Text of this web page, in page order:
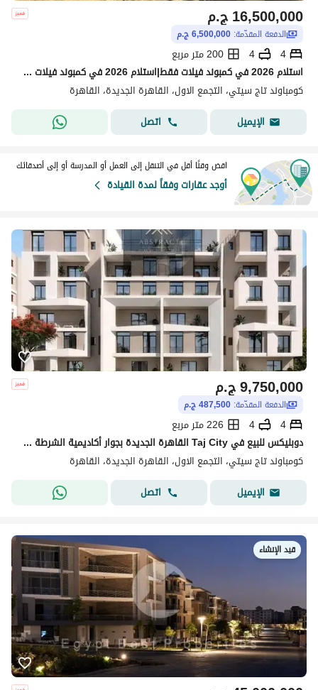
ج.م16,500,000
الدفعة المقدّمة: 6,500,000 ج.م
4
4
200 متر مربع
استلام 2026 في كمبوند فيلات فقط|استلام 2026 في كمبوند فيلات فقط | تاون هاوس 200م بجاردن ورو200م بجاردن ورووف للبيع بتسهيلات في نوبل تاج سيتي Nobles
كومباوند تاج سيتي، التجمع الاول، القاهرة الجديدة، القاهرة
الإيميل
اتصل
اقض وقتًا أقل في التنقل إلى العمل أو المدرسة أو إلى أصدقائك
أوجد عقارات وفقاً لمدة القيادة
ج.م9,750,000
الدفعة المقدّمة: 487,500 ج.م
4
4
226 متر مربع
دوبليكس للبيع في Taj City القاهرة الجديدة بجوار أكاديمية الشرطة وعلى طريق السويس امتداد شارع الثورة | موقع مميز | كمبوند متكامل | خصم كاش كبير
كومباوند تاج سيتي، التجمع الاول، القاهرة الجديدة، القاهرة
الإيميل
اتصل
قيد الإنشاء